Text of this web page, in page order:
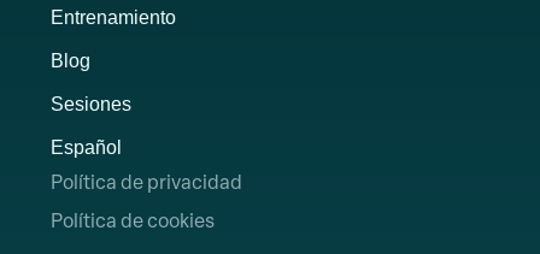
Entrenamiento
Blog
Sesiones
Español
Política de privacidad
Política de cookies